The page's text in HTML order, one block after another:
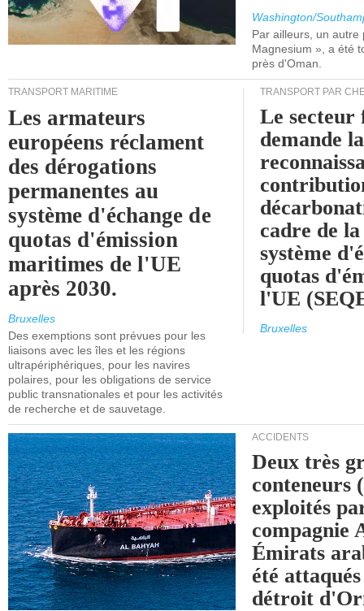
Washington/
Par ailleurs, un autre
Magnesium », a été
près d'Oman.
TRANSPORT MARITIME
Les armateurs
européens réclament
des dérogations
permanentes au
système d'échange de
quotas d'émission
maritimes de l'UE
après 2030.
Bruxelles
Des exemptions sont prévues pour les
liaisons avec les îles et les régions
ultrapériphériques, pour les navires
polaires, pour les obligations de service
public transnationales et pour les activités
de recherche et de sauvetage.
TRANSPORT PAR
Le
demande la
cadre de
système
quotas
l'UE
Bruxelles
ACCIDENTS
Deux très
conteneurs
exploités
compagnie
Émirats
été
détroit